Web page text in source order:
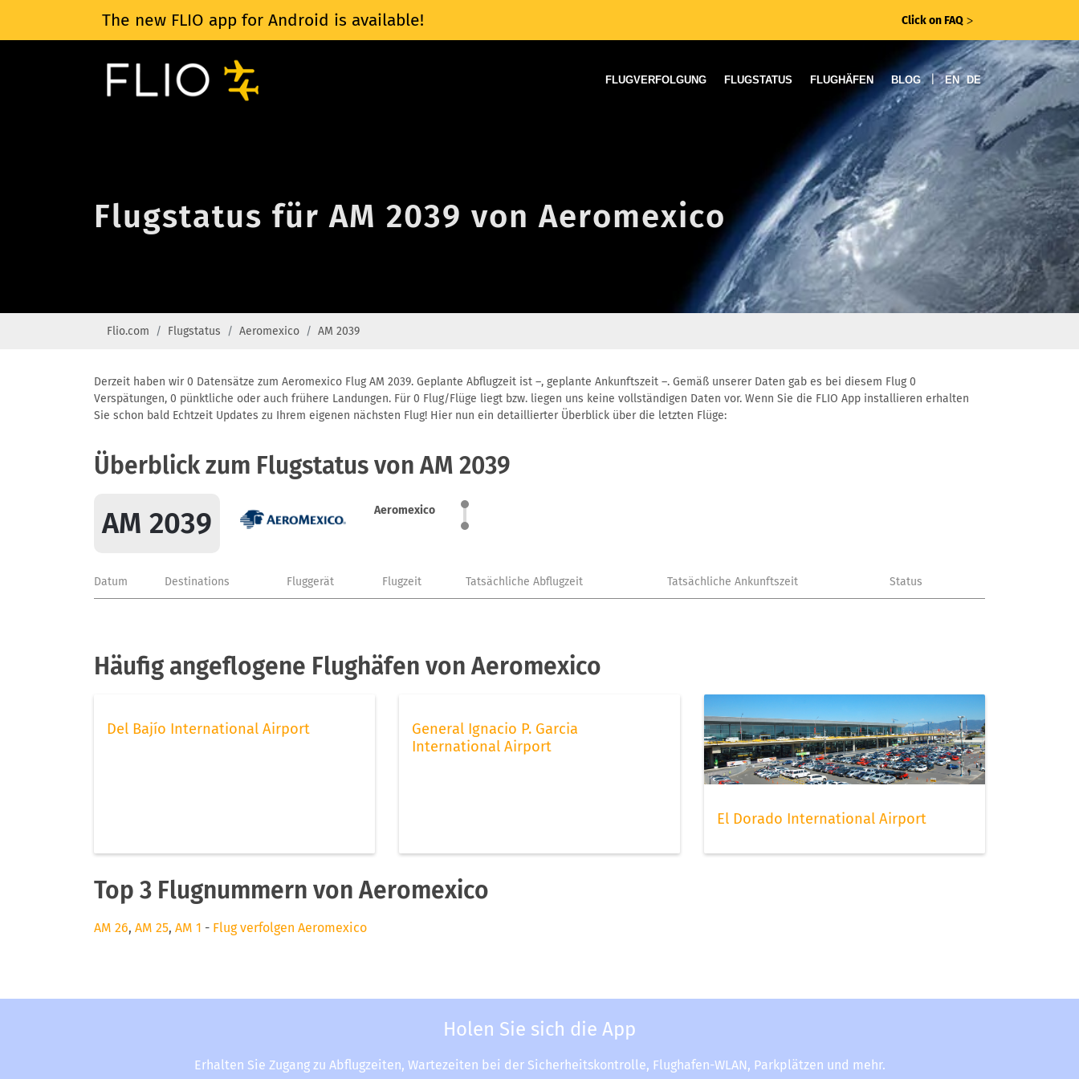
The new FLIO app for Android is available! Click on FAQ ᐳ
FLUGVERFOLGUNG FLUGSTATUS FLUGHÄFEN BLOG | EN DE
Flugstatus für AM 2039 von Aeromexico
Flio.com Flugstatus Aeromexico AM 2039
Derzeit haben wir 0 Datensätze zum Aeromexico Flug AM 2039. Geplante Abflugzeit ist –, geplante Ankunftszeit –. Gemäß unserer Daten gab es bei diesem Flug 0
Verspätungen, 0 pünktliche oder auch frühere Landungen. Für 0 Flug/Flüge liegt bzw. liegen uns keine vollständigen Daten vor. Wenn Sie die FLIO App installieren erhalten
Sie schon bald Echtzeit Updates zu Ihrem eigenen nächsten Flug! Hier nun ein detaillierter Überblick über die letzten Flüge:
Überblick zum Flugstatus von AM 2039
AM 2039 Aeromexico
Datum Destinations Fluggerät Flugzeit Tatsächliche Abflugzeit Tatsächliche Ankunftszeit Status
Häufig angeflogene Flughäfen von Aeromexico
Del Bajío International Airport
General Ignacio P. Garcia
International Airport
El Dorado International Airport
Top 3 Flugnummern von Aeromexico
AM 26, AM 25, AM 1 - Flug verfolgen Aeromexico
Holen Sie sich die App
Erhalten Sie Zugang zu Abflugzeiten, Wartezeiten bei der Sicherheitskontrolle, Flughafen-WLAN, Parkplätzen und mehr.